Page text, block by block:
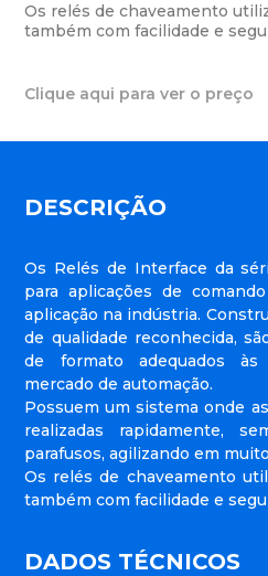
Os relés de chaveamento
também com facilidade e
Clique aqui para ver o preço
DESCRIÇÃO
Os Relés de Interface da
para aplicações de
aplicação na indústria.
de qualidade reconhecida,
de formato adequados
mercado de automação.
Possuem um sistema onde
realizadas rapidamente,
parafusos, agilizando em
Os relés de chaveamento
também com facilidade e
DADOS TÉCNICOS